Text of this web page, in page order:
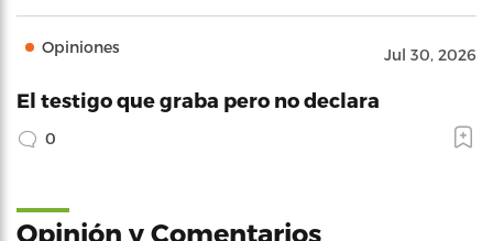
Opiniones Jul 30, 2026
El testigo que graba pero no declara
0
Opinión y Comentarios